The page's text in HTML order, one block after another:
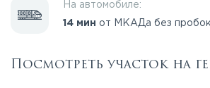
На автомобиле:
14 мин от МКАДа без пробок
Посмотреть участок на